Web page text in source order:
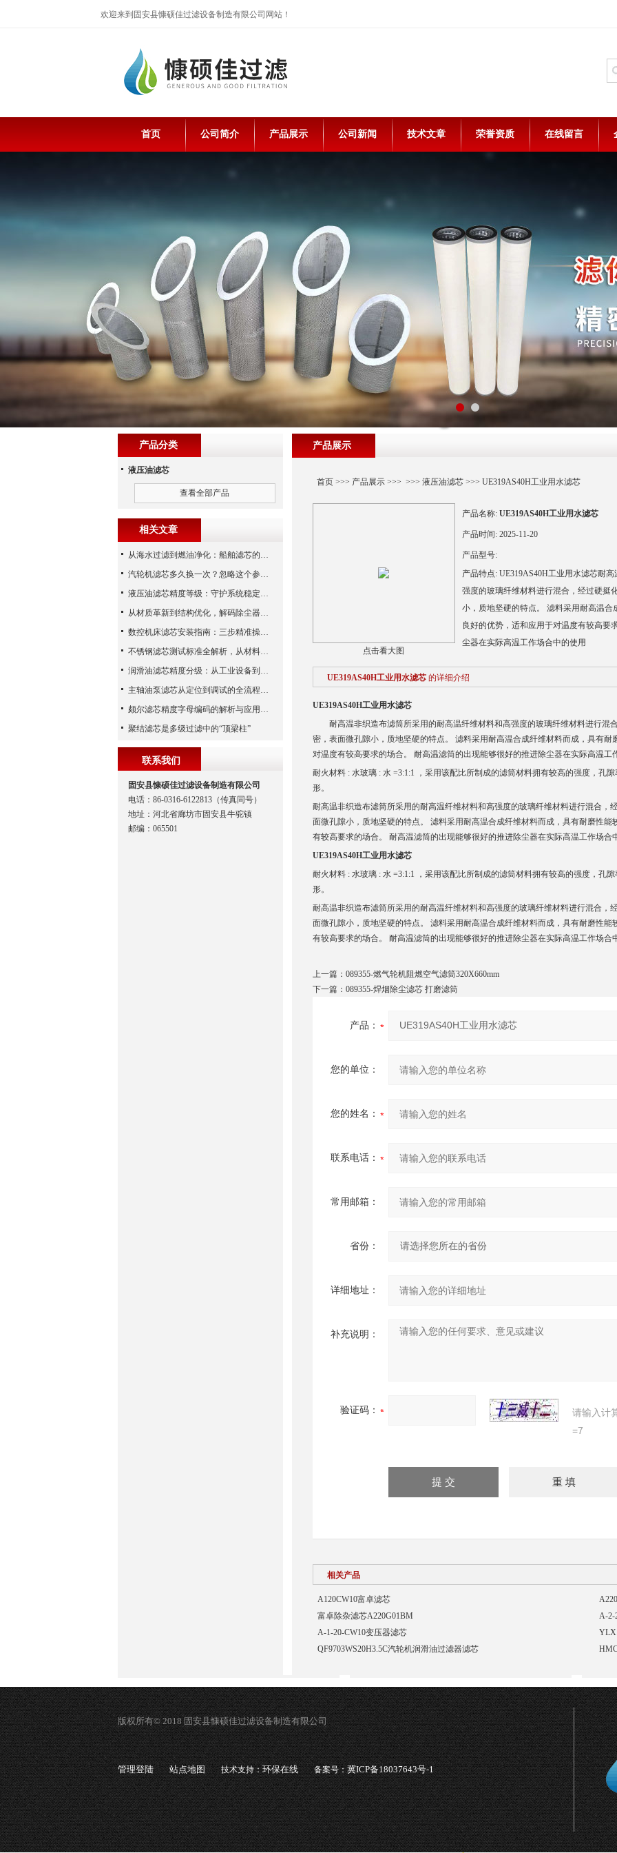
欢迎来到固安县慷硕佳过滤设备制造有限公司网站！
首页 公司简介 产品展示 公司新闻 技术文章 荣誉资质 在线留言
产品展示
首页>>> 产品展示>>> >>> 液压油滤芯>>> UE319AS40H工业用水滤芯
点击看大图
产品名称: UE319AS40H工业用水滤芯
产品时间: 2025-11-20
产品型号:
产品特点: UE319AS40H工业用水滤芯耐
强度的玻璃纤维材料进行混合，经过硬挺
小，质地坚硬的特点。 滤料采用耐高温
良好的优势，适和应用于对温度有较高要
尘器在实际高温工作场合中的使用
UE319AS40H工业用水滤芯 的详细介绍
UE319AS40H工业用水滤芯
耐高温非织造布滤筒所采用的耐高温纤维材料和高强度的玻璃纤维材料进行混
密，表面微孔隙小，质地坚硬的特点。 滤料采用耐高温合成纤维材料而成，具有
对温度有较高要求的场合。 耐高温滤筒的出现能够很好的推进除尘器在实际高温工
耐火材料 : 水玻璃 : 水 =3:1:1 ，采用该配比所制成的滤筒材料拥有较高的强度，孔
形。
耐高温非织造布滤筒所采用的耐高温纤维材料和高强度的玻璃纤维材料进行混合，
面微孔隙小，质地坚硬的特点。 滤料采用耐高温合成纤维材料而成，具有耐磨性
有较高要求的场合。 耐高温滤筒的出现能够很好的推进除尘器在实际高温工作场合
UE319AS40H工业用水滤芯
耐火材料 : 水玻璃 : 水 =3:1:1 ，采用该配比所制成的滤筒材料拥有较高的强度，孔
形。
耐高温非织造布滤筒所采用的耐高温纤维材料和高强度的玻璃纤维材料进行混合，
面微孔隙小，质地坚硬的特点。 滤料采用耐高温合成纤维材料而成，具有耐磨性
有较高要求的场合。 耐高温滤筒的出现能够很好的推进除尘器在实际高温工作场合
上一篇： 089355-燃气轮机阻燃空气滤筒320X660mm
下一篇： 089355-焊烟除尘滤芯 打磨滤筒
产品：
您的单位：
您的姓名：
联系电话：
常用邮箱：
省份：
详细地址：
补充说明：
验证码：
请输入计
=7
相关产品
A120CW10富卓滤芯
富卓除杂滤芯A220G01BM
A-2-
A-1-20-CW10变压器滤芯
QF9703WS20H3.5C汽轮机润滑油过滤器滤芯
产品分类
液压油滤芯
查看全部产品
相关文章
从海水过滤到燃油净化：船舶滤芯的多场景应用解析
汽轮机滤芯多久换一次？忽略这个参数，机组非停损失可能上百万！
液压油滤芯精度等级：守护系统稳定与寿命的“微米标尺”
从材质革新到结构优化，解码除尘器滤芯性能跃升的核心逻辑
数控机床滤芯安装指南：三步精准操作，杜绝设备“亚健康”
不锈钢滤芯测试标准全解析，从材料性能到应用场景的严苛验证
润滑油滤芯精度分级：从工业设备到精密系统的过滤密码
主轴油泵滤芯从定位到调试的全流程解析
颇尔滤芯精度字母编码的解析与应用指南
聚结滤芯是多级过滤中的“顶梁柱”
联系我们
固安县慷硕佳过滤设备制造有限公司
电话：86-0316-6122813（传真同号）
地址：河北省廊坊市固安县牛驼镇
邮编：065501
版权所有© 2018 固安县慷硕佳过滤设备制造有限公司
管理登陆 站点地图 技术支持：环保在线 备案号：冀ICP备18037643号-1